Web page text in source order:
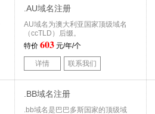
.AU域名注册
AU域名为澳大利亚国家顶级域名
（ccTLD）后缀。
特价 603 元/年/个
详情 联系我们
.BB域名注册
.bb域名是巴巴多斯国家的顶级域